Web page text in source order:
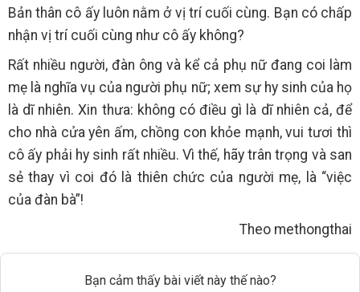
Bản thân cô ấy luôn nằm ở vị trí cuối cùng. Bạn có chấp
nhận vị trí cuối cùng như cô ấy không?
Rất nhiều người, đàn ông và kể cả phụ nữ đang coi làm
mẹ là nghĩa vụ của người phụ nữ; xem sự hy sinh của họ
là dĩ nhiên. Xin thưa: không có điều gì là dĩ nhiên cả, để
cho nhà cửa yên ấm, chồng con khỏe mạnh, vui tươi thì
cô ấy phải hy sinh rất nhiều. Vì thế, hãy trân trọng và san
sẻ thay vì coi đó là thiên chức của người mẹ, là “việc
của đàn bà”!
Theo methongthai
Bạn cảm thấy bài viết này thế nào?